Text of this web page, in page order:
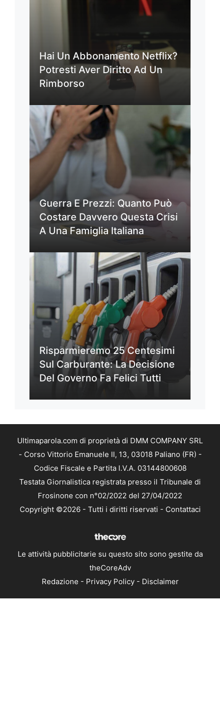
Hai Un Abbonamento Netflix?
Potresti Aver Diritto Ad Un
Rimborso
Guerra E Prezzi: Quanto Può
Costare Davvero Questa Crisi
A Una Famiglia Italiana
Risparmieremo 25 Centesimi
Sul Carburante: La Decisione
Del Governo Fa Felici Tutti
Ultimaparola.com di proprietà di DMM COMPANY SRL
- Corso Vittorio Emanuele II, 13, 03018 Paliano (FR) -
Codice Fiscale e Partita I.V.A. 03144800608
Testata Giornalistica registrata presso il Tribunale di
Frosinone con n°02/2022 del 27/04/2022
Copyright ©2026 - Tutti i diritti riservati - Contattaci
Le attività pubblicitarie su questo sito sono gestite da
theCoreAdv
Redazione - Privacy Policy- Disclaimer